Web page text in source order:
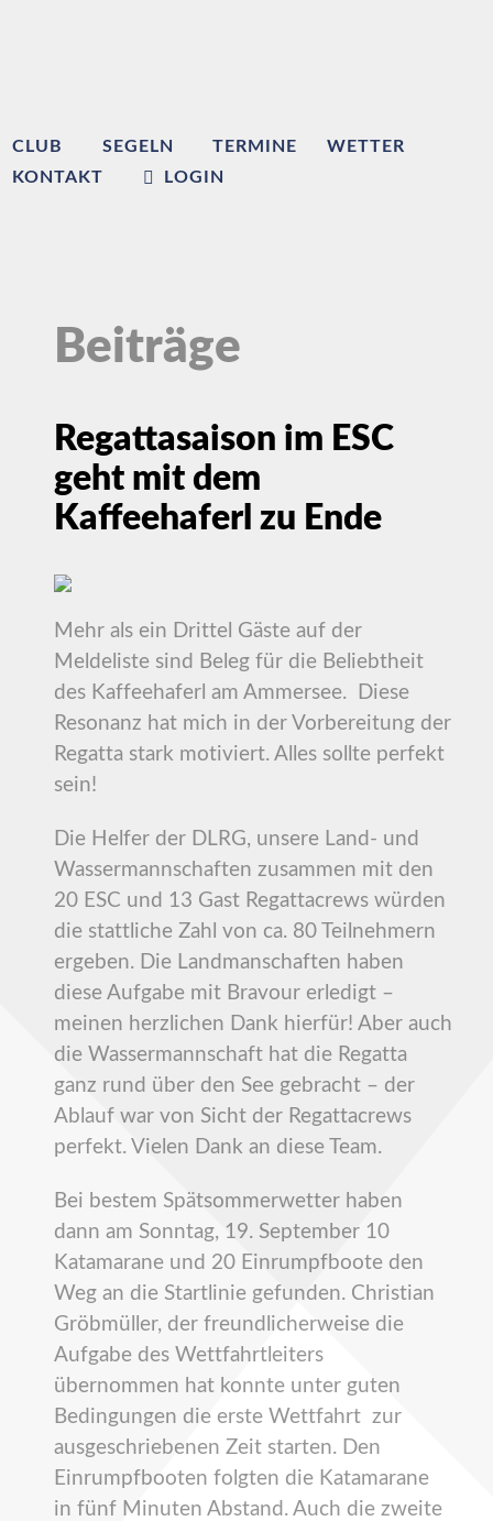
CLUB SEGELN TERMINE
WETTER
KONTAKT
LOGIN
Beiträge
Regattasaison im ESC
geht mit dem
Kaffeehaferl zu Ende
Mehr als ein Drittel Gäste auf der
Meldeliste sind Beleg für die Beliebtheit
des Kaffeehaferl am Ammersee. Diese
Resonanz hat mich in der Vorbereitung der
Regatta stark motiviert. Alles sollte perfekt
sein!
Die Helfer der DLRG, unsere Land- und
Wassermannschaften zusammen mit den
20 ESC und 13 Gast Regattacrews würden
die stattliche Zahl von ca. 80 Teilnehmern
ergeben. Die Landmanschaften haben
diese Aufgabe mit Bravour erledigt –
meinen herzlichen Dank hierfür! Aber auch
die Wassermannschaft hat die Regatta
ganz rund über den See gebracht – der
Ablauf war von Sicht der Regattacrews
perfekt. Vielen Dank an diese Team.
Bei bestem Spätsommerwetter haben
dann am Sonntag, 19. September 10
Katamarane und 20 Einrumpfboote den
Weg an die Startlinie gefunden. Christian
Gröbmüller, der freundlicherweise die
Aufgabe des Wettfahrtleiters
übernommen hat konnte unter guten
Bedingungen die erste Wettfahrt zur
ausgeschriebenen Zeit starten. Den
Einrumpfbooten folgten die Katamarane
in fünf Minuten Abstand. Auch die zweite